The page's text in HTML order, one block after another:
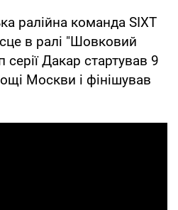
ралійна команда SIXT
в ралі "Шовковий
Дакар стартував 9
Москви і фінішував